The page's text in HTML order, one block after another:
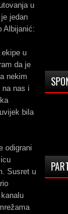
u
jedan
Albijanić:
u
da je
nekim
nas i
bila
odigrani
Susret u